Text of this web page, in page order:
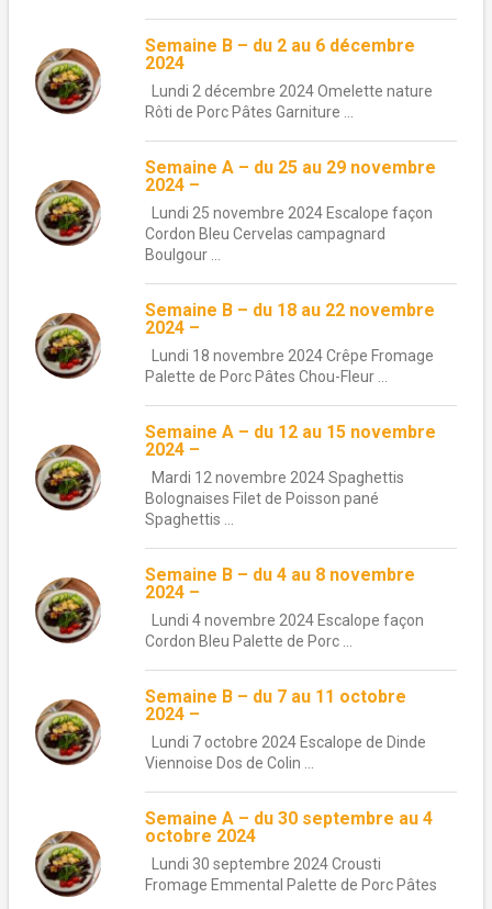
Semaine B – du 2 au 6 décembre
2024
Lundi 2 décembre 2024 Omelette nature
Rôti de Porc Pâtes Garniture ...
Semaine A – du 25 au 29 novembre
2024 –
Lundi 25 novembre 2024 Escalope façon
Cordon Bleu Cervelas campagnard
Boulgour ...
Semaine B – du 18 au 22 novembre
2024 –
Lundi 18 novembre 2024 Crêpe Fromage
Palette de Porc Pâtes Chou-Fleur ...
Semaine A – du 12 au 15 novembre
2024 –
Mardi 12 novembre 2024 Spaghettis
Bolognaises Filet de Poisson pané
Spaghettis ...
Semaine B – du 4 au 8 novembre
2024 –
Lundi 4 novembre 2024 Escalope façon
Cordon Bleu Palette de Porc ...
Semaine B – du 7 au 11 octobre
2024 –
Lundi 7 octobre 2024 Escalope de Dinde
Viennoise Dos de Colin ...
Semaine A – du 30 septembre au 4
octobre 2024
Lundi 30 septembre 2024 Crousti
Fromage Emmental Palette de Porc Pâtes